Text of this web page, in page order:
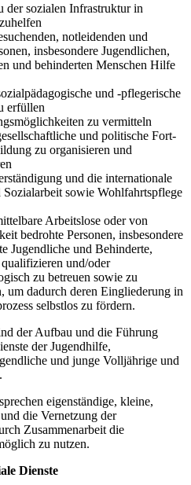
der sozialen Infrastruktur in
notleidenden und
insbesondere Jugendlichen,
und behinderten Menschen Hilfe
und -pflegerische
erfüllen
zu vermitteln
und politische Fort-
zu organisieren und
und die internationale
Sozialarbeit sowie Wohlfahrtspflege
Arbeitslose oder von
bedrohte Personen, insbesondere
Jugendliche und Behinderte,
und/oder
zu betreuen sowie zu
um dadurch deren Eingliederung in
selbstlos zu fördern.
der Aufbau und die Führung
der Jugendhilfe,
und junge Volljährige und
eigenständige, kleine,
die Vernetzung der
Zusammenarbeit die
zu nutzen.
Dienste